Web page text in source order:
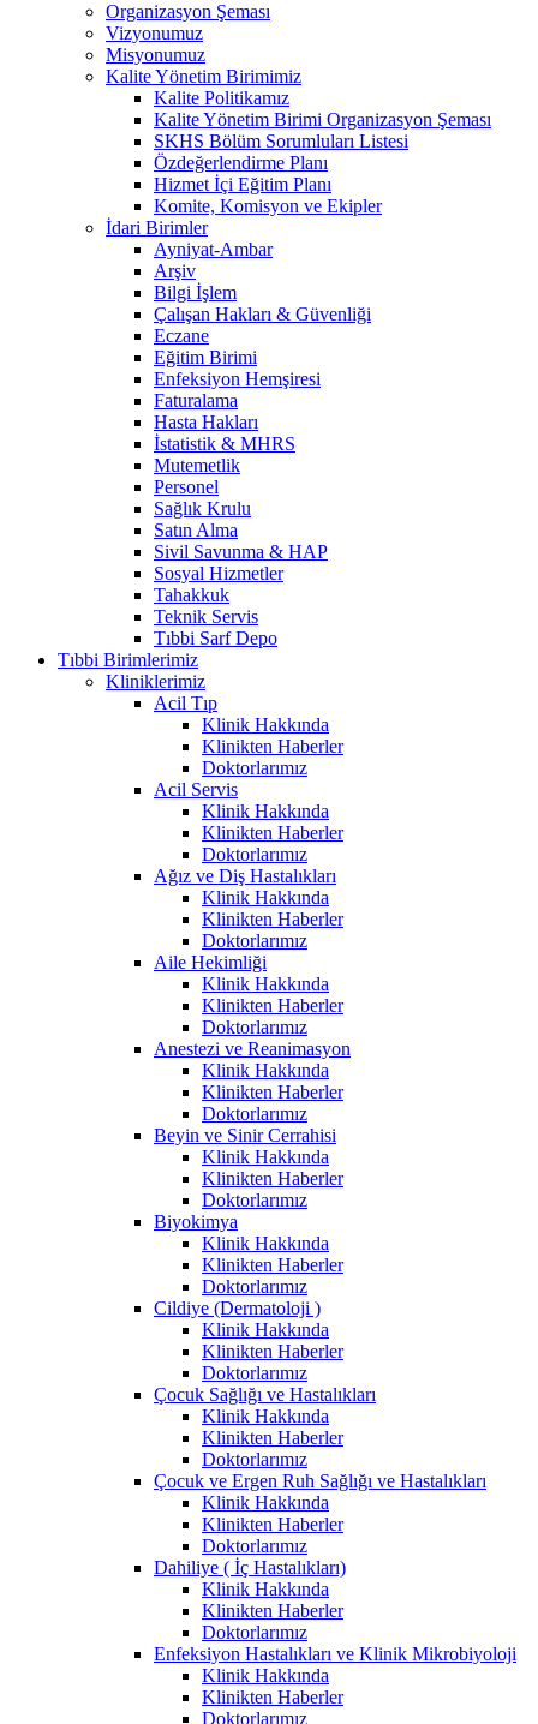
Organizasyon Şeması
Vizyonumuz
Misyonumuz
Kalite Yönetim Birimimiz
Kalite Politikamız
Kalite Yönetim Birimi Organizasyon Şeması
SKHS Bölüm Sorumluları Listesi
Özdeğerlendirme Planı
Hizmet İçi Eğitim Planı
Komite, Komisyon ve Ekipler
İdari Birimler
Ayniyat-Ambar
Arşiv
Bilgi İşlem
Çalışan Hakları & Güvenliği
Eczane
Eğitim Birimi
Enfeksiyon Hemşiresi
Faturalama
Hasta Hakları
İstatistik & MHRS
Mutemetlik
Personel
Sağlık Krulu
Satın Alma
Sivil Savunma & HAP
Sosyal Hizmetler
Tahakkuk
Teknik Servis
Tıbbi Sarf Depo
Tıbbi Birimlerimiz
Kliniklerimiz
Acil Tıp
Klinik Hakkında
Klinikten Haberler
Doktorlarımız
Acil Servis
Klinik Hakkında
Klinikten Haberler
Doktorlarımız
Ağız ve Diş Hastalıkları
Klinik Hakkında
Klinikten Haberler
Doktorlarımız
Aile Hekimliği
Klinik Hakkında
Klinikten Haberler
Doktorlarımız
Anestezi ve Reanimasyon
Klinik Hakkında
Klinikten Haberler
Doktorlarımız
Beyin ve Sinir Cerrahisi
Klinik Hakkında
Klinikten Haberler
Doktorlarımız
Biyokimya
Klinik Hakkında
Klinikten Haberler
Doktorlarımız
Cildiye (Dermatoloji )
Klinik Hakkında
Klinikten Haberler
Doktorlarımız
Çocuk Sağlığı ve Hastalıkları
Klinik Hakkında
Klinikten Haberler
Doktorlarımız
Çocuk ve Ergen Ruh Sağlığı ve Hastalıkları
Klinik Hakkında
Klinikten Haberler
Doktorlarımız
Dahiliye ( İç Hastalıkları)
Klinik Hakkında
Klinikten Haberler
Doktorlarımız
Enfeksiyon Hastalıkları ve Klinik Mikrobiyoloji
Klinik Hakkında
Klinikten Haberler
Doktorlarımız